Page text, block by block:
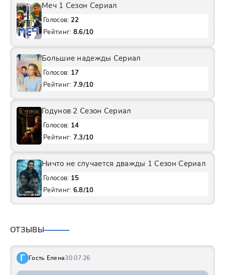
Меч 1 Сезон Сериал
Голосов: 22
Рейтинг: 8.6/10
Большие надежды Сериал
Голосов: 17
Рейтинг: 7.9/10
Годунов 2 Сезон Сериал
Голосов: 14
Рейтинг: 7.3/10
Ничто не случается дважды 1 Сезон Сериал
Голосов: 15
Рейтинг: 6.8/10
ОТЗЫВЫ
Г Гость Елена30.07.26